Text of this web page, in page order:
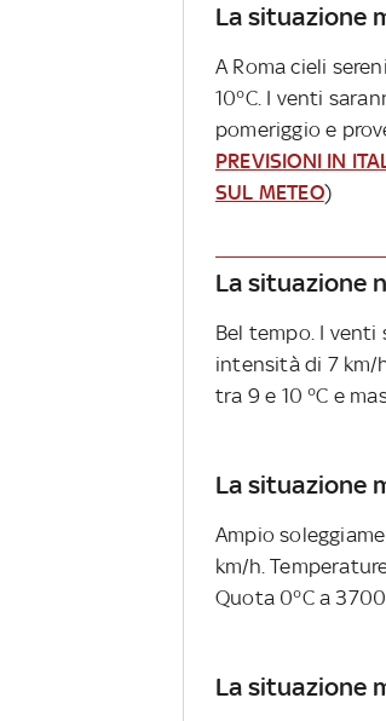
La situazione
A Roma cieli
10°C. I venti
pomeriggio e
PREVISIONI IN
SUL METEO)
La situazione
Bel tempo. I
intensità di 7 km/
tra 9 e 10 °C e
La situazione
Ampio
km/h.
Quota 0°C a
La situazione